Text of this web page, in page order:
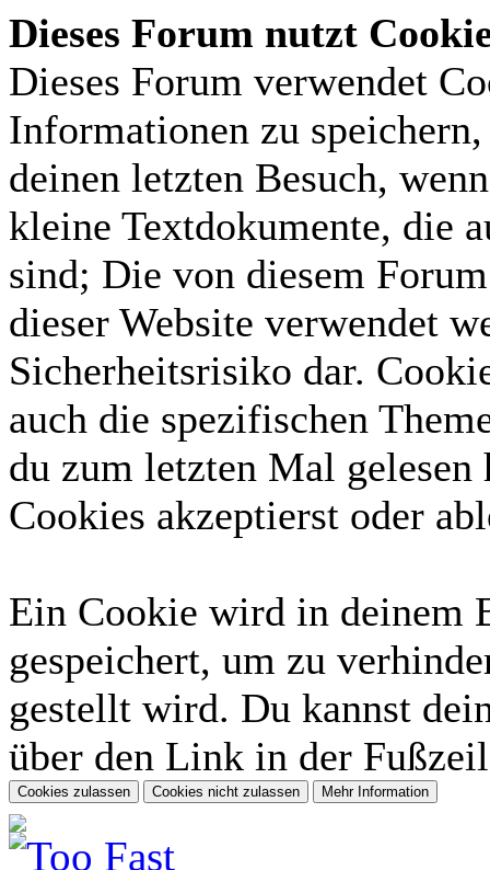
Dieses Forum nutzt
Dieses Forum verwendet
Informationen zu
deinen letzten Besuch,
kleine Textdokumente, die
sind; Die von diesem
dieser Website verwendet
Sicherheitsrisiko dar.
auch die spezifischen
du zum letzten Mal gelesen
Cookies akzeptierst oder
Ein Cookie wird in deinem
gespeichert, um zu
gestellt wird. Du kannst
über den Link in der